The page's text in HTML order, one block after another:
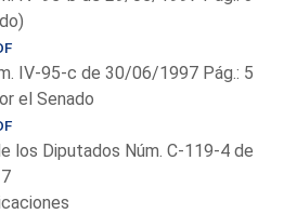
IV-95-c de 30/06/1997 Pág.: 5
el Senado
los Diputados Núm. C-119-4 de